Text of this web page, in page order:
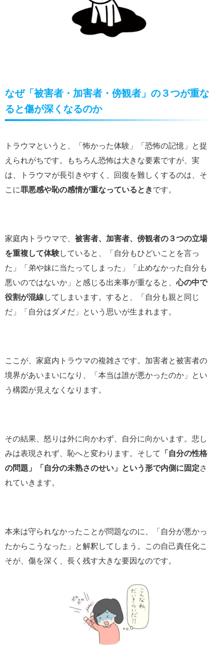
なぜ「被害者・加害者・傍観者」の３つが重な
ると傷が深くなるのか
トラウマというと、「怖かった体験」「恐怖の記憶」と捉
えられがちです。もちろん恐怖は大きな要素ですが、実
は、トラウマが長引きやすく、回復を難しくするのは、そ
こに罪悪感や恥の感情が重なっているときです。
家庭内トラウマで、 被害者、加害者、傍観者の３つの立場
を重複して体験していると、「自分もひどいことを言っ
た」「弟や妹に当たってしまった」「止めなかった自分も
悪いのではないか」と感じる出来事が重なると、心の中で
役割が混線してしまいます。すると、「自分も親と同じ
だ」「自分はダメだ」という思いが生まれます。
ここが、家庭内トラウマの複雑さです。加害者と被害者の
境界があいまいになり、「本当は誰が悪かったのか」とい
う構図が見えなくなります。
その結果、怒りは外に向かわず、自分に向かいます。悲し
みは表現されず、恥へと変わります。そして
「自分の性格
の問題」「自分の未熟さのせい」という形で内側に固定さ
れていきます。
本来は守られなかったことが問題なのに、「自分が悪かっ
たからこうなった」と解釈してしまう。この自己責任化こ
そが、傷を深く、長く残す大きな要因なのです。